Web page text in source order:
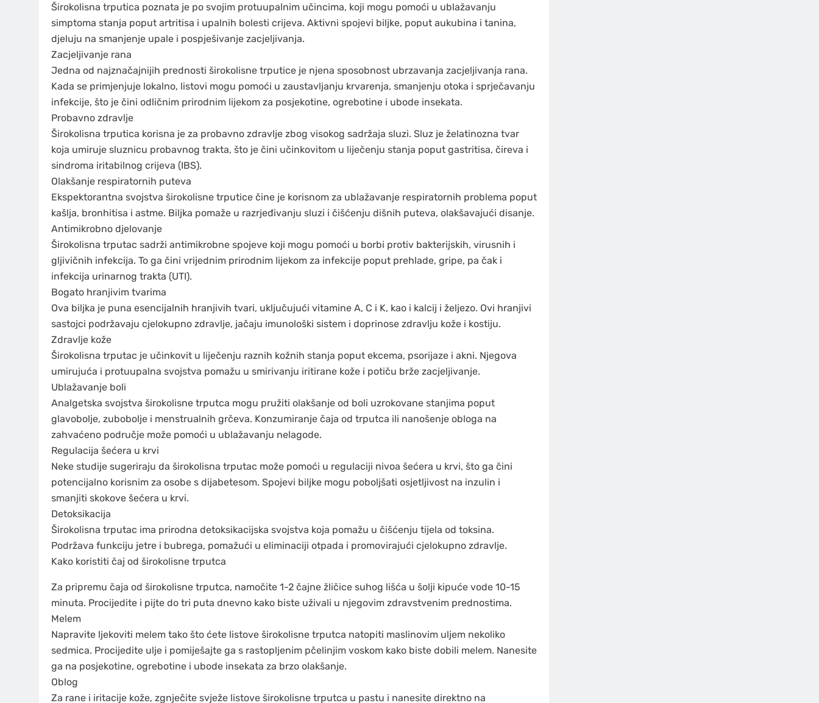
Širokolisna trputica poznata je po svojim protuupalnim učincima, koji mogu pomoći u ublažavanju
simptoma stanja poput artritisa i upalnih bolesti crijeva. Aktivni spojevi biljke, poput aukubina i tanina,
djeluju na smanjenje upale i pospješivanje zacjeljivanja.
Zacjeljivanje rana
Jedna od najznačajnijih prednosti širokolisne trputice je njena sposobnost ubrzavanja zacjeljivanja rana.
Kada se primjenjuje lokalno, listovi mogu pomoći u zaustavljanju krvarenja, smanjenju otoka i sprječavanju
infekcije, što je čini odličnim prirodnim lijekom za posjekotine, ogrebotine i ubode insekata.
Probavno zdravlje
Širokolisna trputica korisna je za probavno zdravlje zbog visokog sadržaja sluzi. Sluz je želatinozna tvar
koja umiruje sluznicu probavnog trakta, što je čini učinkovitom u liječenju stanja poput gastritisa, čireva i
sindroma iritabilnog crijeva (IBS).
Olakšanje respiratornih puteva
Ekspektorantna svojstva širokolisne trputice čine je korisnom za ublažavanje respiratornih problema poput
kašlja, bronhitisa i astme. Biljka pomaže u razrjeđivanju sluzi i čišćenju dišnih puteva, olakšavajući disanje.
Antimikrobno djelovanje
Širokolisna trputac sadrži antimikrobne spojeve koji mogu pomoći u borbi protiv bakterijskih, virusnih i
gljivičnih infekcija. To ga čini vrijednim prirodnim lijekom za infekcije poput prehlade, gripe, pa čak i
infekcija urinarnog trakta (UTI).
Bogato hranjivim tvarima
Ova biljka je puna esencijalnih hranjivih tvari, uključujući vitamine A, C i K, kao i kalcij i željezo. Ovi hranjivi
sastojci podržavaju cjelokupno zdravlje, jačaju imunološki sistem i doprinose zdravlju kože i kostiju.
Zdravlje kože
Širokolisna trputac je učinkovit u liječenju raznih kožnih stanja poput ekcema, psorijaze i akni. Njegova
umirujuća i protuupalna svojstva pomažu u smirivanju iritirane kože i potiču brže zacjeljivanje.
Ublažavanje boli
Analgetska svojstva širokolisne trputca mogu pružiti olakšanje od boli uzrokovane stanjima poput
glavobolje, zubobolje i menstrualnih grčeva. Konzumiranje čaja od trputca ili nanošenje obloga na
zahvaćeno područje može pomoći u ublažavanju nelagode.
Regulacija šećera u krvi
Neke studije sugeriraju da širokolisna trputac može pomoći u regulaciji nivoa šećera u krvi, što ga čini
potencijalno korisnim za osobe s dijabetesom. Spojevi biljke mogu poboljšati osjetljivost na inzulin i
smanjiti skokove šećera u krvi.
Detoksikacija
Širokolisna trputac ima prirodna detoksikacijska svojstva koja pomažu u čišćenju tijela od toksina.
Podržava funkciju jetre i bubrega, pomažući u eliminaciji otpada i promovirajući cjelokupno zdravlje.
Kako koristiti čaj od širokolisne trputca
Za pripremu čaja od širokolisne trputca, namočite 1-2 čajne žličice suhog lišća u šolji kipuće vode 10-15
minuta. Procijedite i pijte do tri puta dnevno kako biste uživali u njegovim zdravstvenim prednostima.
Melem
Napravite ljekoviti melem tako što ćete listove širokolisne trputca natopiti maslinovim uljem nekoliko
sedmica. Procijedite ulje i pomiješajte ga s rastopljenim pčelinjim voskom kako biste dobili melem. Nanesite
ga na posjekotine, ogrebotine i ubode insekata za brzo olakšanje.
Oblog
Za rane i iritacije kože, zgnječite svježe listove širokolisne trputca u pastu i nanesite direktno na